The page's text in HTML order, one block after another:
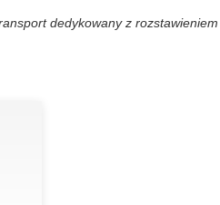
dedykowany z